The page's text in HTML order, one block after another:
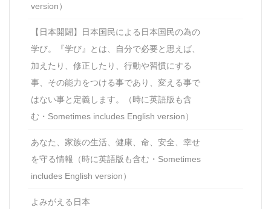
version）
【日本開闢】日本国民による日本国民の為の
学び。『学び』とは、自分で必要と思えば、
加えたり、修正したり、行動や習慣にする
事、その能力をつける事であり、変える事で
はない事と定義します。（時に英語版も含
む・Sometimes includes English version）
あなた、家族の生活、健康、命、安全、幸せ
を守る情報（時に英語版も含む・Sometimes
includes English version）
よみがえる日本